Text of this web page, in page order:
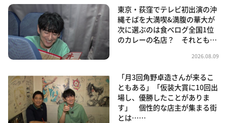
東京・荻窪でテレビ初出演の沖
縄そばを大満喫&満腹の華大が
次に選ぶのは食べログ全国1位
のカレーの名店？ それとも…
2026.08.09
「月3回角野卓造さんが来るこ
ともある」「仮装大賞に10回出
場し、優勝したことがありま
す」 個性的な店主が集まる街
とは……